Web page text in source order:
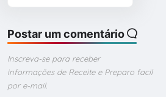
Postar um comentário
Inscreva-se para receber
informações de Receite e Preparo facil
por e-mail.